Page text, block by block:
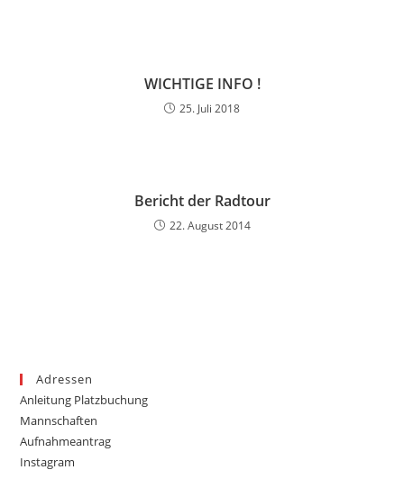
WICHTIGE INFO !
25. Juli 2018
Bericht der Radtour
22. August 2014
Adressen
Anleitung Platzbuchung
Mannschaften
Aufnahmeantrag
Instagram